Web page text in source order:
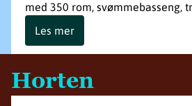
med 350 rom, svømmebasseng,
Les mer
Horten